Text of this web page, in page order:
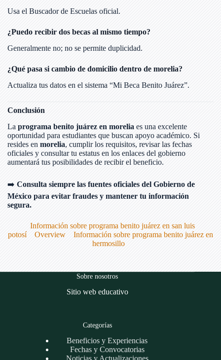
Usa el Buscador de Escuelas oficial.
¿Puedo recibir dos becas al mismo tiempo?
Generalmente no; no se permite duplicidad.
¿Qué pasa si cambio de domicilio dentro de morelia?
Actualiza tus datos en el sistema “Mi Beca Benito Juárez”.
Conclusión
La programa benito juárez en morelia es una excelente
oportunidad para estudiantes que buscan apoyo académico. Si
resides en morelia, cumplir los requisitos, revisar las fechas
oficiales y consultar tu estatus en los enlaces del gobierno
aumentará tus posibilidades de recibir el beneficio.
➡️ Consulta siempre las fuentes oficiales del Gobierno de
México para evitar fraudes y mantener tu información
segura.
Información sobre programa benito juárez en san luis
potosí
Overview
Información sobre programa benito juárez en
hermosillo
Sobre nosotros
Sitio web educativo
Categorías
Beneficios y Experiencias
Fechas y Convocatorias